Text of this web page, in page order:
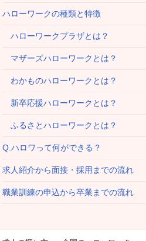
ハローワークの種類と特徴
ハローワークプラザとは？
マザーズハローワークとは？
わかものハローワークとは？
新卒応援ハローワークとは？
ふるさとハローワークとは？
Q.ハロワって何ができる？
求人紹介から面接・採用までの流れ
職業訓練の申込から卒業までの流れ